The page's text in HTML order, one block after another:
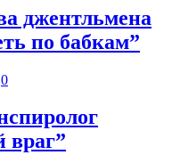
джентльмена
по бабкам”
0
враг”